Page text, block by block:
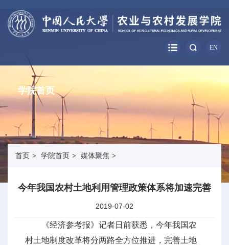
EN
学院首页
首页 > 学院首页 > 媒体聚焦 >
今年我国农村土地利用管理政策体系将加速完善
2019-07-02
《经济参考报》记者日前获悉，今年我国农
村土地制度改革将分两路全方位推进，完善土地